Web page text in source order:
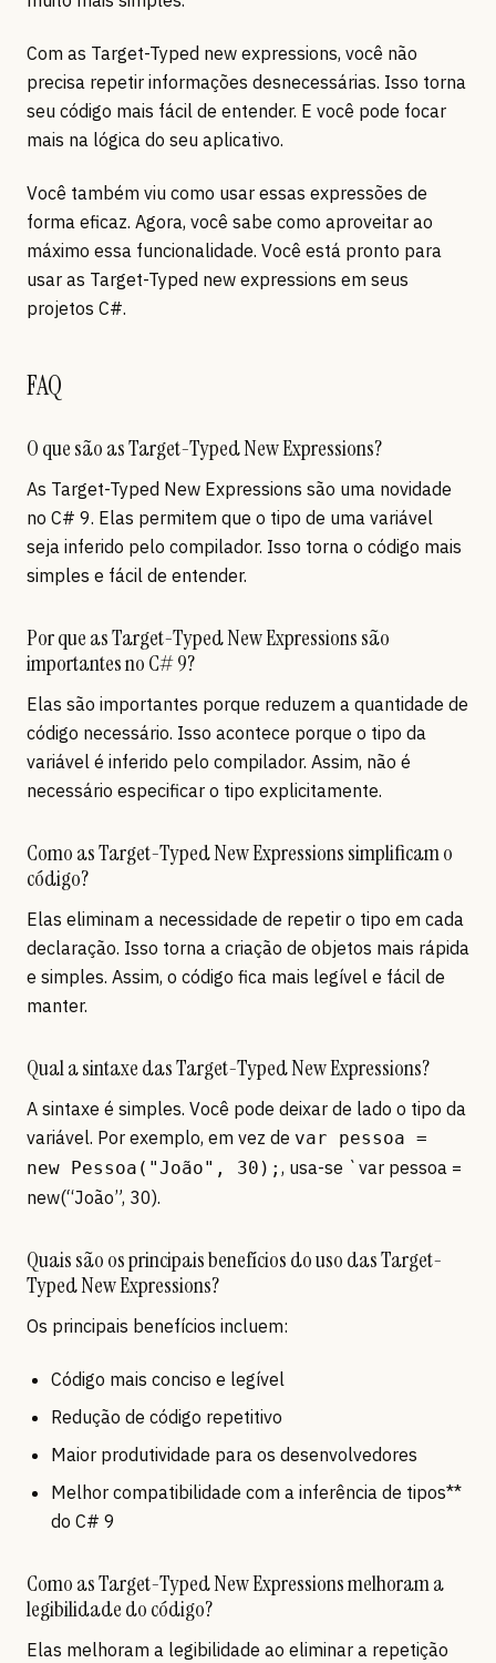
Com as Target-Typed new expressions, você não
precisa repetir informações desnecessárias. Isso torna
seu código mais fácil de entender. E você pode focar
mais na lógica do seu aplicativo.
Você também viu como usar essas expressões de
forma eficaz. Agora, você sabe como aproveitar ao
máximo essa funcionalidade. Você está pronto para
usar as Target-Typed new expressions em seus
projetos C#.
FAQ
O que são as Target-Typed New Expressions?
As Target-Typed New Expressions são uma novidade
no C# 9. Elas permitem que o tipo de uma variável
seja inferido pelo compilador. Isso torna o código mais
simples e fácil de entender.
Por que as Target-Typed New Expressions são
importantes no C# 9?
Elas são importantes porque reduzem a quantidade de
código necessário. Isso acontece porque o tipo da
variável é inferido pelo compilador. Assim, não é
necessário especificar o tipo explicitamente.
Como as Target-Typed New Expressions simplificam o
código?
Elas eliminam a necessidade de repetir o tipo em cada
declaração. Isso torna a criação de objetos mais rápida
e simples. Assim, o código fica mais legível e fácil de
manter.
Qual a sintaxe das Target-Typed New Expressions?
A sintaxe é simples. Você pode deixar de lado o tipo da
variável. Por exemplo, em vez de var pessoa =
new Pessoa("João", 30); , usa-se `var pessoa =
new(“João”, 30).
Quais são os principais benefícios do uso das Target-
Typed New Expressions?
Os principais benefícios incluem:
Código mais conciso e legível
Redução de código repetitivo
Maior produtividade para os desenvolvedores
Melhor compatibilidade com a inferência de tipos**
do C# 9
Como as Target-Typed New Expressions melhoram a
legibilidade do código?
Elas melhoram a legibilidade ao eliminar a repetição